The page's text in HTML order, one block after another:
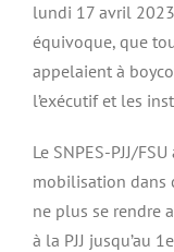
lundi 17 avril
équivoque, que
appelaient à
l’exécutif et les
Le SNPES-PJJ/
mobilisation dans
ne plus se rendre
à la PJJ jusqu’au